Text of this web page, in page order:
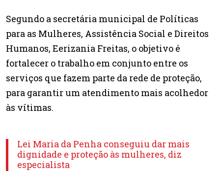
Segundo a secretária municipal de Políticas
para as Mulheres, Assistência Social e Direitos
Humanos, Eerizania Freitas, o objetivo é
fortalecer o trabalho em conjunto entre os
serviços que fazem parte da rede de proteção,
para garantir um atendimento mais acolhedor
às vítimas.
Lei Maria da Penha conseguiu dar mais
dignidade e proteção às mulheres, diz
especialista